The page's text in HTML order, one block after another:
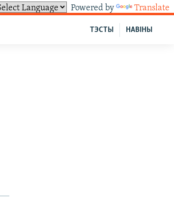
Powered by Translate
НАВІНЫ
ТЭСТЫ